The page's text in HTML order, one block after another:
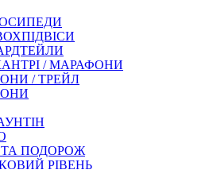
/ МАРАФОНИ
/ ТРЕЙЛ
ПОДОРОЖ
РIВЕНЬ